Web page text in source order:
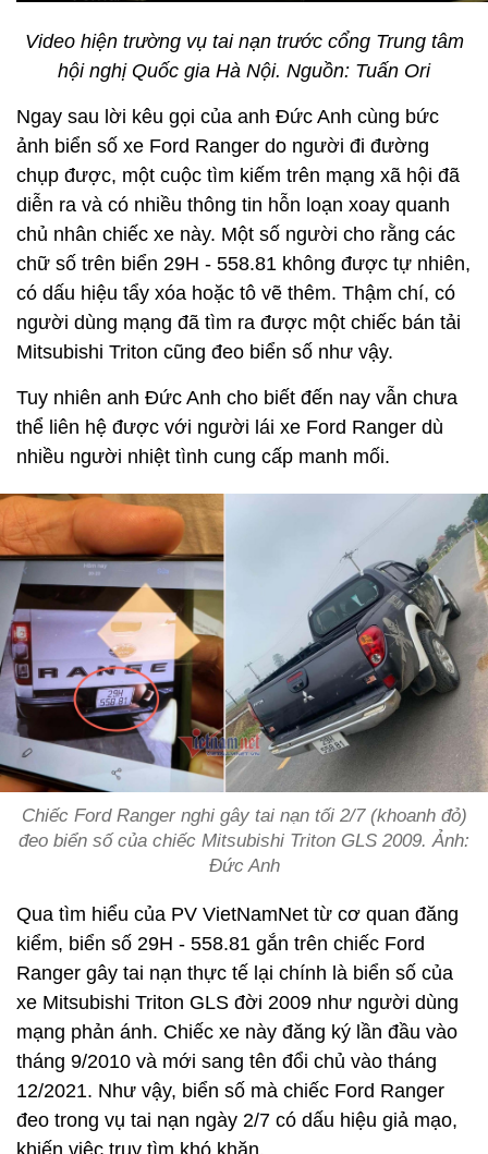
Video hiện trường vụ tai nạn trước cổng Trung tâm
hội nghị Quốc gia Hà Nội. Nguồn: Tuấn Ori
Ngay sau lời kêu gọi của anh Đức Anh cùng bức
ảnh biển số xe Ford Ranger do người đi đường
chụp được, một cuộc tìm kiếm trên mạng xã hội đã
diễn ra và có nhiều thông tin hỗn loạn xoay quanh
chủ nhân chiếc xe này. Một số người cho rằng các
chữ số trên biển 29H - 558.81 không được tự nhiên,
có dấu hiệu tẩy xóa hoặc tô vẽ thêm. Thậm chí, có
người dùng mạng đã tìm ra được một chiếc bán tải
Mitsubishi Triton cũng đeo biển số như vậy.
Tuy nhiên anh Đức Anh cho biết đến nay vẫn chưa
thể liên hệ được với người lái xe Ford Ranger dù
nhiều người nhiệt tình cung cấp manh mối.
Chiếc Ford Ranger nghi gây tai nạn tối 2/7 (khoanh đỏ)
đeo biển số của chiếc Mitsubishi Triton GLS 2009. Ảnh:
Đức Anh
Qua tìm hiểu của PV VietNamNet từ cơ quan đăng
kiểm, biển số 29H - 558.81 gắn trên chiếc Ford
Ranger gây tai nạn thực tế lại chính là biển số của
xe Mitsubishi Triton GLS đời 2009 như người dùng
mạng phản ánh. Chiếc xe này đăng ký lần đầu vào
tháng 9/2010 và mới sang tên đổi chủ vào tháng
12/2021. Như vậy, biển số mà chiếc Ford Ranger
đeo trong vụ tai nạn ngày 2/7 có dấu hiệu giả mạo,
khiến việc truy tìm khó khăn.